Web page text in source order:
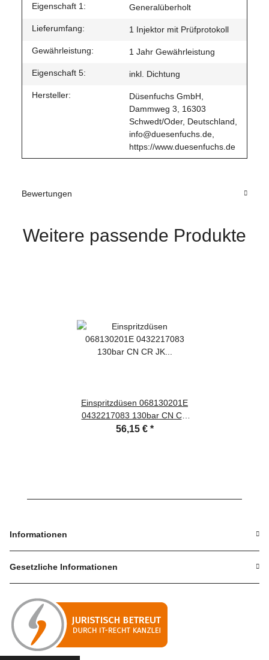
Eigenschaft 1: Generalüberholt
Lieferumfang: 1 Injektor mit Prüfprotokoll
Gewährleistung: 1 Jahr Gewährleistung
Eigenschaft 5: inkl. Dichtung
Hersteller:
Düsenfuchs GmbH,
Dammweg 3, 16303
Schwedt/Oder, Deutschland,
info@duesenfuchs.de,
https://www.duesenfuchs.de
Bewertungen
Weitere passende Produkte
Einspritzdüsen 068130201E
0432217083 130bar CN CR
JK DW KY CS - Ihre
56,15 € *
Informationen
Gesetzliche Informationen